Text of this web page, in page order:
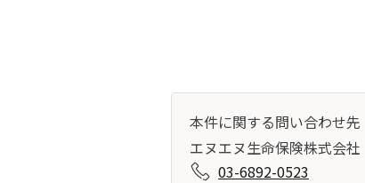
本件に関する問い合わせ先
エヌエヌ生命保険株式会社
03-6892-0523